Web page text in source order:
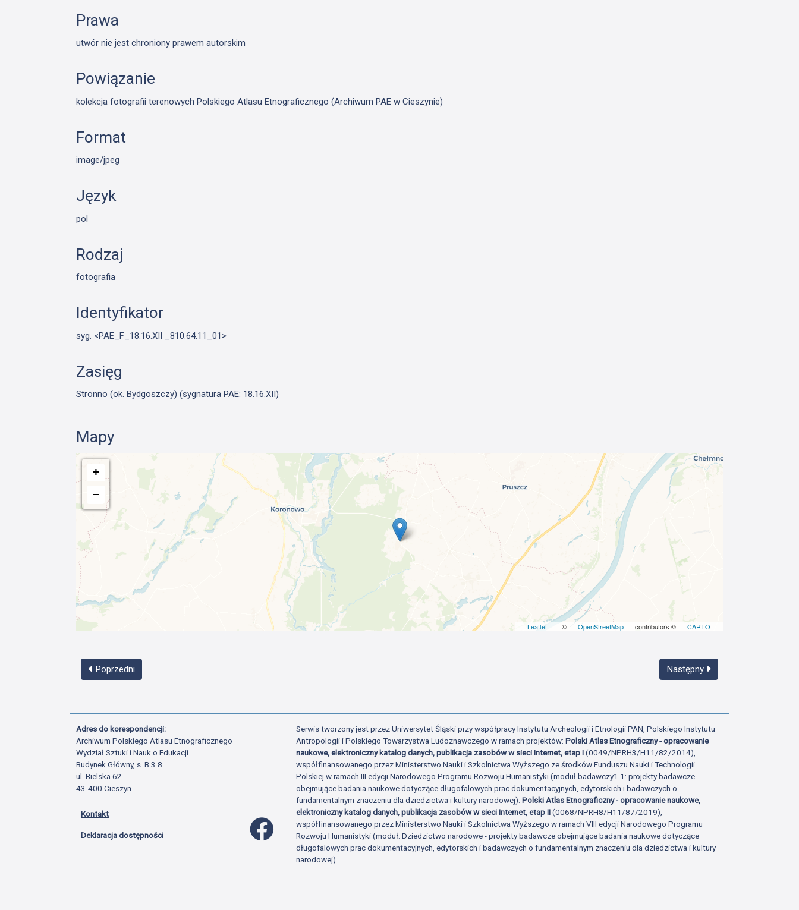
Prawa
utwór nie jest chroniony prawem autorskim
Powiązanie
kolekcja fotografii terenowych Polskiego Atlasu Etnograficznego (Archiwum PAE w Cieszynie)
Format
image/jpeg
Język
pol
Rodzaj
fotografia
Identyfikator
syg. <PAE_F_18.16.XII _810.64.11_01>
Zasięg
Stronno (ok. Bydgoszczy) (sygnatura PAE: 18.16.XII)
Mapy
+
−
Leaflet | © OpenStreetMap contributors © CARTO
Poprzedni Następny
Adres do korespondencji:
Archiwum Polskiego Atlasu Etnograficznego
Wydział Sztuki i Nauk o Edukacji
Budynek Główny, s. B.3.8
ul. Bielska 62
43-400 Cieszyn
Kontakt
Deklaracja dostępności
Profil Facebook
Serwis tworzony jest przez Uniwersytet Śląski przy współpracy Instytutu Archeologii i Etnologii PAN, Polskiego Instytutu
Antropologii i Polskiego Towarzystwa Ludoznawczego w ramach projektów:Polski Atlas Etnograficzny - opracowanie
naukowe, elektroniczny katalog danych, publikacja zasobów w sieci Internet, etap I(0049/NPRH3/H11/82/2014),
współfinansowanego przez Ministerstwo Nauki i Szkolnictwa Wyższego ze środków Funduszu Nauki i Technologii
Polskiej w ramach III edycji Narodowego Programu Rozwoju Humanistyki (moduł badawczy1.1: projekty badawcze
obejmujące badania naukowe dotyczące długofalowych prac dokumentacyjnych, edytorskich i badawczych o
fundamentalnym znaczeniu dla dziedzictwa i kultury narodowej).Polski Atlas Etnograficzny - opracowanie naukowe,
elektroniczny katalog danych, publikacja zasobów w sieci Internet, etap II(0068/NPRH8/H11/87/2019),
współfinansowanego przez Ministerstwo Nauki i Szkolnictwa Wyższego w ramach VIII edycji Narodowego Programu
Rozwoju Humanistyki (moduł: Dziedzictwo narodowe - projekty badawcze obejmujące badania naukowe dotyczące
długofalowych prac dokumentacyjnych, edytorskich i badawczych o fundamentalnym znaczeniu dla dziedzictwa i kultury
narodowej).